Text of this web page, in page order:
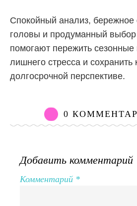
Спокойный анализ, бережное
головы и продуманный выбор
помогают пережить сезонные
лишнего стресса и сохранить
долгосрочной перспективе.
0
Добавить комментарий
Комментарий *